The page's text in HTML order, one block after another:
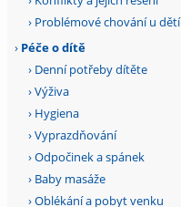
› Problémové chování u dětí
› Péče o dítě
› Denní potřeby dítěte
›Výživa
› Hygiena
›Vyprazdňování
›Odpočinek a spánek
› Baby masáže
›Oblékání a pobyt venku